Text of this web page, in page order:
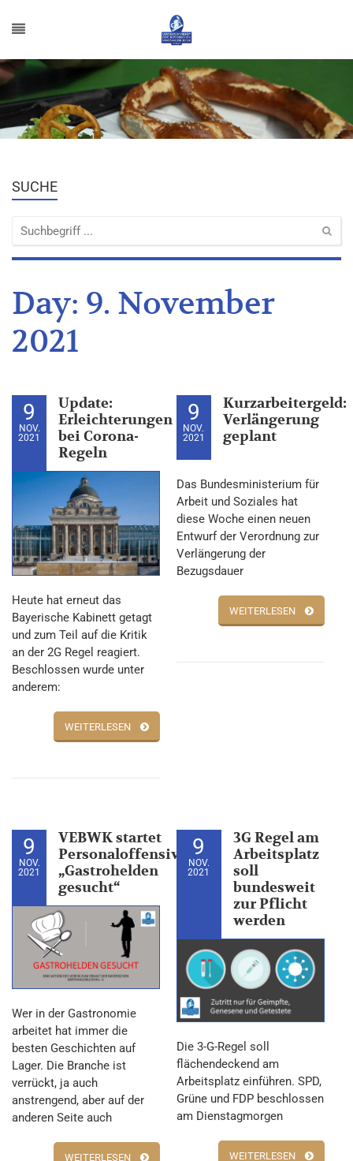
SUCHE
Day: 9. November
2021
9
NOV.
2021
Update:
Erleichterungen
bei Corona-
Regeln
Heute hat erneut das
Bayerische Kabinett getagt
und zum Teil auf die Kritik
an der 2G Regel reagiert.
Beschlossen wurde unter
anderem:
WEITERLESEN
9
NOV.
2021
Kurzarbeitergeld:
Verlängerung
geplant
Das Bundesministerium für
Arbeit und Soziales hat
diese Woche einen neuen
Entwurf der Verordnung zur
Verlängerung der
Bezugsdauer
WEITERLESEN
9
NOV.
2021
VEBWK startet
Personaloffensive
„Gastrohelden
gesucht“
Wer in der Gastronomie
arbeitet hat immer die
besten Geschichten auf
Lager. Die Branche ist
verrückt, ja auch
anstrengend, aber auf der
anderen Seite auch
WEITERLESEN
9
NOV.
2021
3G Regel am
Arbeitsplatz
soll
bundesweit
zur Pflicht
werden
Die 3-G-Regel soll
flächendeckend am
Arbeitsplatz einführen. SPD,
Grüne und FDP beschlossen
am Dienstagmorgen
WEITERLESEN